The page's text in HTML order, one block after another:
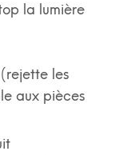
la lumière
(rejette les
aux pièces